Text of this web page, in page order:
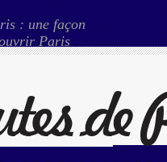
: une façon
Paris